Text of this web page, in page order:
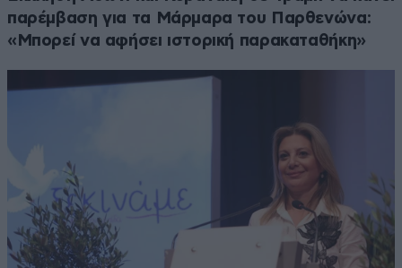
παρέμβαση για τα Μάρμαρα του Παρθενώνα:
«Μπορεί να αφήσει ιστορική παρακαταθήκη»